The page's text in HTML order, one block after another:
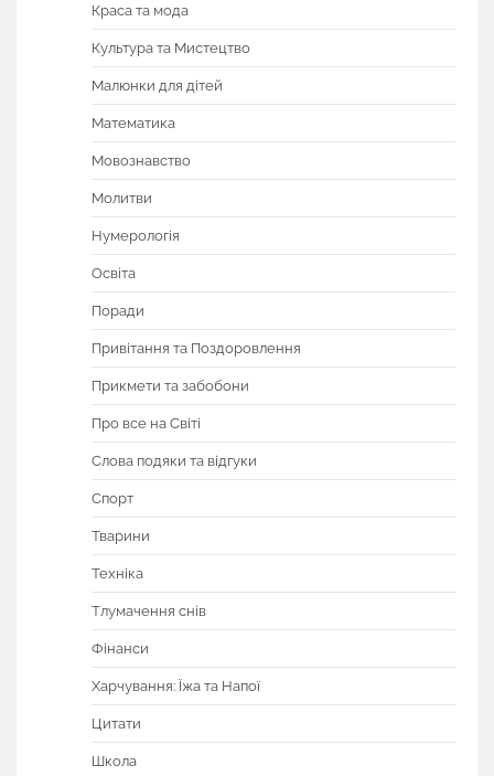
Краса та мода
Культура та Мистецтво
Малюнки для дітей
Математика
Мовознавство
Молитви
Нумерологія
Освіта
Поради
Привітання та Поздоровлення
Прикмети та забобони
Про все на Світі
Слова подяки та відгуки
Спорт
Тварини
Техніка
Тлумачення снів
Фінанси
Харчування: Їжа та Напої
Цитати
Школа